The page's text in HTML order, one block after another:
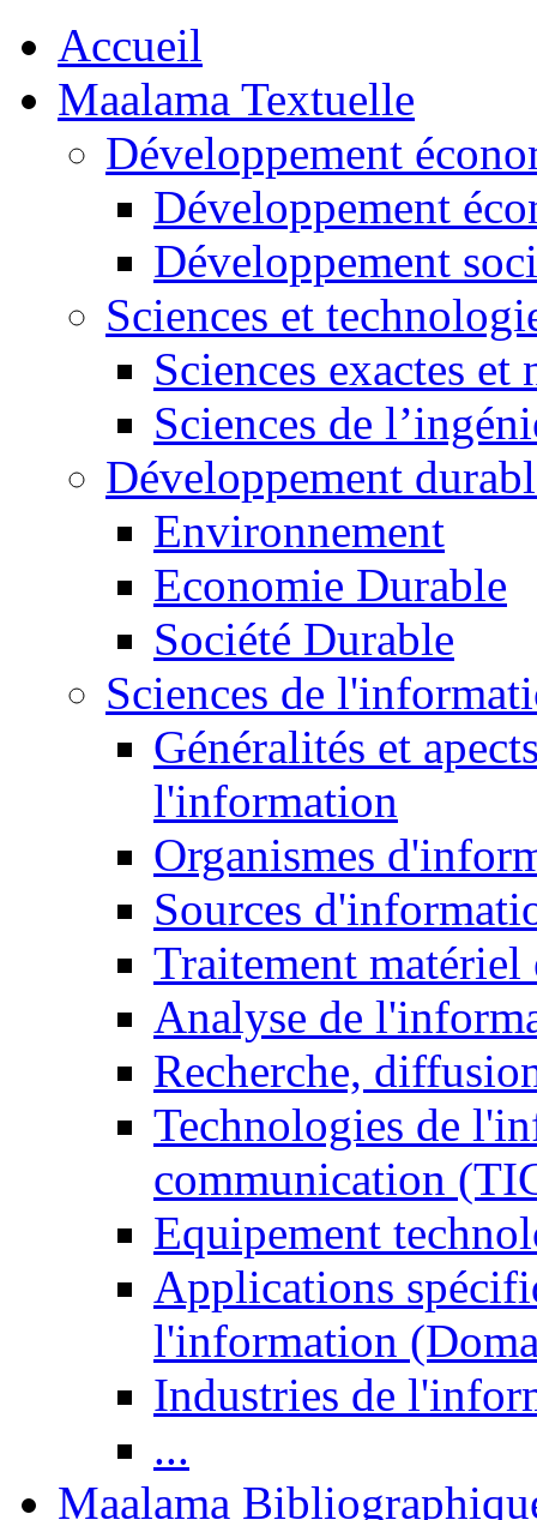
Accueil
Maalama Textuelle
Développement
Développement
Développement
Sciences et
Sciences exactes et
Sciences de
Développement
Environnement
Economie Durable
Société Durable
Sciences de
Généralités et
l'information
Organismes
Sources
Traitement matériel
Analyse de
Recherche,
Technologies de
communication
Equipement
Applications
l'information
Industries de
...
Maalama